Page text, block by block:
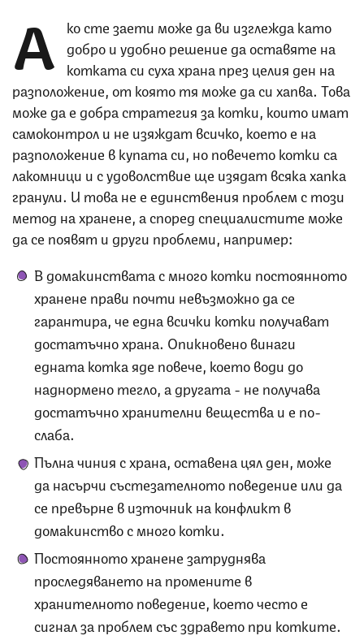
А
ко сте заети може да ви изглежда като
добро и удобно решение да оставяте на
котката си суха храна през целия ден на
разположение, от която тя може да си хапва. Това
може да е добра стратегия за котки, които имат
самоконтрол и не изяждат всичко, което е на
разположение в купата си, но повечето котки са
лакомници и с удоволствие ще изядат всяка хапка
гранули. И това не е единствения проблем с този
метод на хранене, а според специалистите може
да се появят и други проблеми, например:
В домакинствата с много котки постоянното
хранене прави почти невъзможно да се
гарантира, че една всички котки получават
достатъчно храна. Опикновено винаги
едната котка яде повече, което води до
наднормено тегло, а другата - не получава
достатъчно хранителни вещества и е по-
слаба.
Пълна чиния с храна, оставена цял ден, може
да насърчи състезателното поведение или да
се превърне в източник на конфликт в
домакинство с много котки.
Постоянното хранене затруднява
проследяването на промените в
хранителното поведение, което често е
сигнал за проблем със здравето при котките.